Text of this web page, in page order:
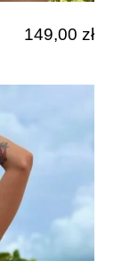
149,00 zł